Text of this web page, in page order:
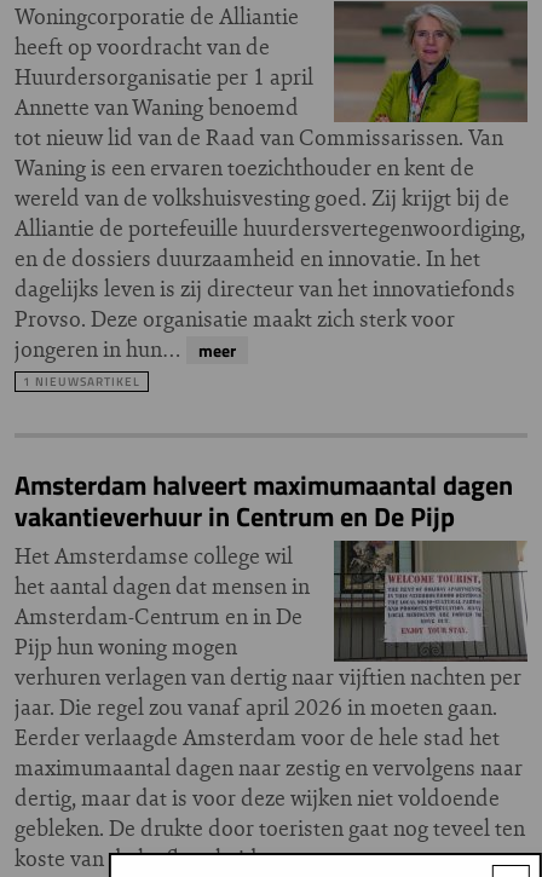
Woningcorporatie de Alliantie
heeft op voordracht van de
Huurdersorganisatie per 1 april
Annette van Waning benoemd
tot nieuw lid van de Raad van Commissarissen. Van
Waning is een ervaren toezichthouder en kent de
wereld van de volkshuisvesting goed. Zij krijgt bij de
Alliantie de portefeuille huurdersvertegenwoordiging,
en de dossiers duurzaamheid en innovatie. In het
dagelijks leven is zij directeur van het innovatiefonds
Provso. Deze organisatie maakt zich sterk voor
jongeren in hun…
meer
1 NIEUWSARTIKEL
Amsterdam halveert maximumaantal dagen
vakantieverhuur in Centrum en De Pijp
Het Amsterdamse college wil
het aantal dagen dat mensen in
Amsterdam-Centrum en in De
Pijp hun woning mogen
verhuren verlagen van dertig naar vijftien nachten per
jaar. Die regel zou vanaf april 2026 in moeten gaan.
Eerder verlaagde Amsterdam voor de hele stad het
maximumaantal dagen naar zestig en vervolgens naar
dertig, maar dat is voor deze wijken niet voldoende
gebleken. De drukte door toeristen gaat nog teveel ten
koste van de leefbaarheid.